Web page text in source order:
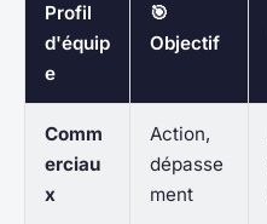
Profil
d'équip
e
🎯
Objectif
Comm
erciau
x
Action,
dépasse
ment